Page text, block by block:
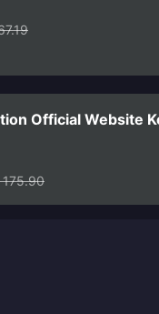
Official Website
175.90